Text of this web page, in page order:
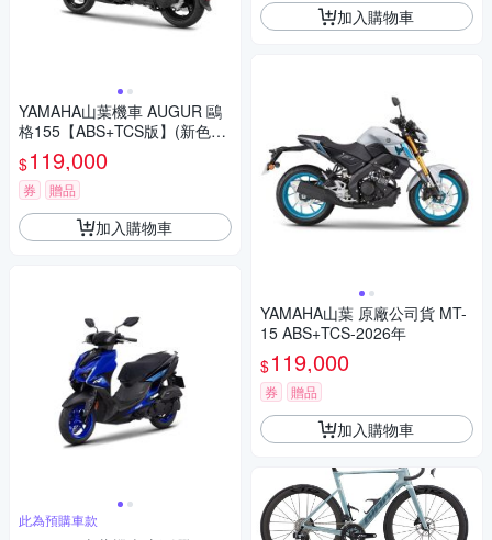
YAMAHA山葉機車 AUGUR 鷗
格155【ABS+TCS版】(新色彩)
- 2026年
$119,000
券 贈品
加入購物車
此為預購車款
加入購物車
YAMAHA山葉 原廠公司貨 MT-
15 ABS+TCS-2026年
$119,000
券 贈品
加入購物車